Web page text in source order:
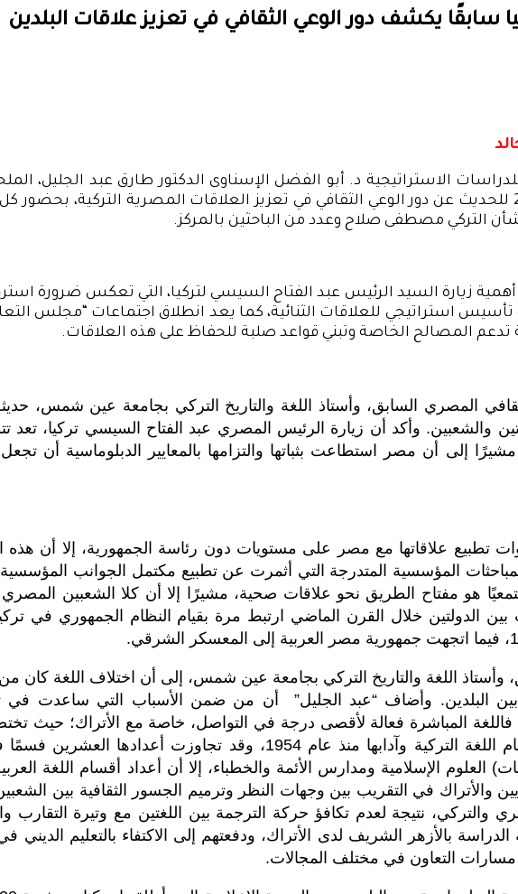
سابقًا يكشف دور الوعي الثقافي في تعزيز علاقات البلدين
الاستراتيجية د. أبو الفضل الإسناوى الدكتور طارق عبد الجليل،
النقاشية يوم الأربعاء 4 سبتمبر 2024 للحديث عن دور الوعي الثقافي في تعزيز العلاقات
التركي مصطفى صلاح وعدد من الباحثين بالمركز.
زيارة السيد الرئيس عبد الفتاح السيسي لتركيا، التي تعكس ضرورة
تأسيس استراتيجي للعلاقات الثنائية، كما يعد انطلاق اجتماعات “مجلس
المصالح الخاصة وتبني قواعد صلبة للحفاظ على هذه العلاقات.
المصري السابق، وأستاذ اللغة والتاريخ التركي بجامعة عين شمس،
والشعبين. وأكد أن زيارة الرئيس المصري عبد الفتاح السيسي تركيا، تعد
مشيرًا إلى أن مصر استطاعت بثباتها والتزامها بالمعايير الدبلوماسية أن
تطبيع علاقاتها مع مصر على مستويات دون رئاسة الجمهورية، إلا أن هذه
المؤسسية المتدرجة التي أثمرت عن تطبيع مكتمل الجوانب
ومجتمعيًا هو مفتاح الطريق نحو علاقات صحية، مشيرًا إلا أن كلا الشعبين
اللغة والتاريخ التركي بجامعة عين شمس، إلى أن اختلاف اللغة كان
بين البلدين. وأضاف “عبد الجليل” أن من ضمن الأسباب التي ساعدت
المباشرة فعالة لأقصى درجة في التواصل، خاصة مع الأتراك؛ حيث
أن الدولة المصرية مهتمة بإنشاء أقسام اللغة التركية وآدابها
العلوم الإسلامية ومدارس الأئمة والخطباء، إلا أن أعداد أقسام اللغة
والأتراك في التقريب بين وجهات النظر وترميم الجسور الثقافية بين
والتركي، نتيجة لعدم تكافؤ حركة الترجمة بين اللغتين مع وتيرة التقارب
بالأزهر الشريف لدى الأتراك، ودفعتهم إلى الاكتفاء بالتعليم
التعاون في مختلف المجالات.